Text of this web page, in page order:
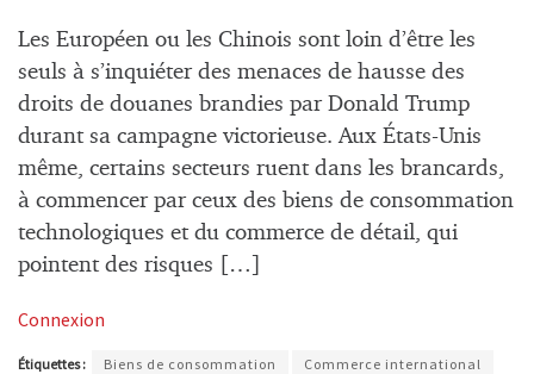
Les Européen ou les Chinois sont loin d’être les
seuls à s’inquiéter des menaces de hausse des
droits de douanes brandies par Donald Trump
durant sa campagne victorieuse. Aux États-Unis
même, certains secteurs ruent dans les brancards,
à commencer par ceux des biens de consommation
technologiques et du commerce de détail, qui
pointent des risques […]
Connexion
Étiquettes : Biens de consommation
Commerce international